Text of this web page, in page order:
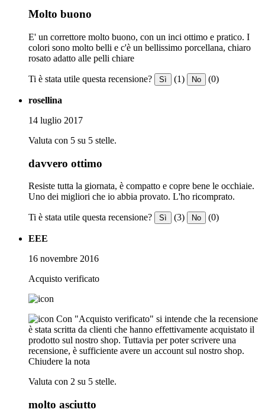
Molto buono
E' un correttore molto buono, con un inci ottimo e pratico. I
colori sono molto belli e c'è un bellissimo porcellana, chiaro
rosato adatto alle pelli chiare
Ti è stata utile questa recensione? Sì (1) No (0)
rosellina
14 luglio 2017
Valuta con 5 su 5 stelle.
davvero ottimo
Resiste tutta la giornata, è compatto e copre bene le occhiaie.
Uno dei migliori che io abbia provato. L'ho ricomprato.
Ti è stata utile questa recensione? Sì (3) No (0)
EEE
16 novembre 2016
Acquisto verificato
Con "Acquisto verificato" si intende che la recensione
è stata scritta da clienti che hanno effettivamente acquistato il
prodotto sul nostro shop. Tuttavia per poter scrivere una
recensione, è sufficiente avere un account sul nostro shop.
Chiudere la nota
Valuta con 2 su 5 stelle.
molto asciutto